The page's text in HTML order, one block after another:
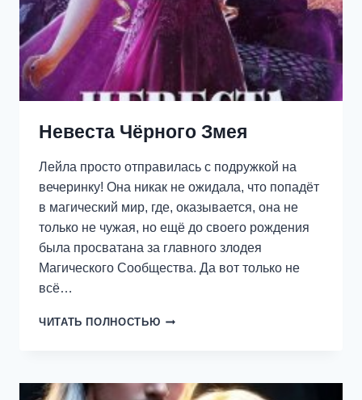
Невеста Чёрного Змея
Лейла просто отправилась с подружкой на
вечеринку! Она никак не ожидала, что попадёт
в магический мир, где, оказывается, она не
только не чужая, но ещё до своего рождения
была просватана за главного злодея
Магического Сообщества. Да вот только не
всё…
ЧИТАТЬ ПОЛНОСТЬЮ НЕВЕСТА